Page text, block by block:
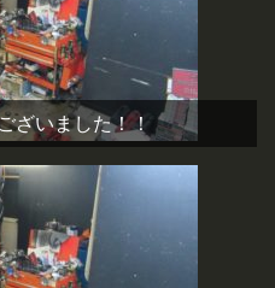
ざいました！！